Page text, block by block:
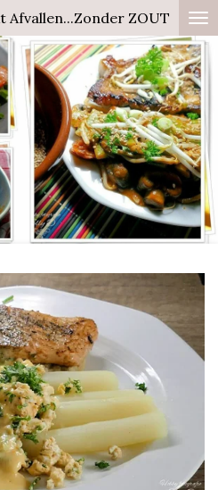
Afvallen...Zonder ZOUT